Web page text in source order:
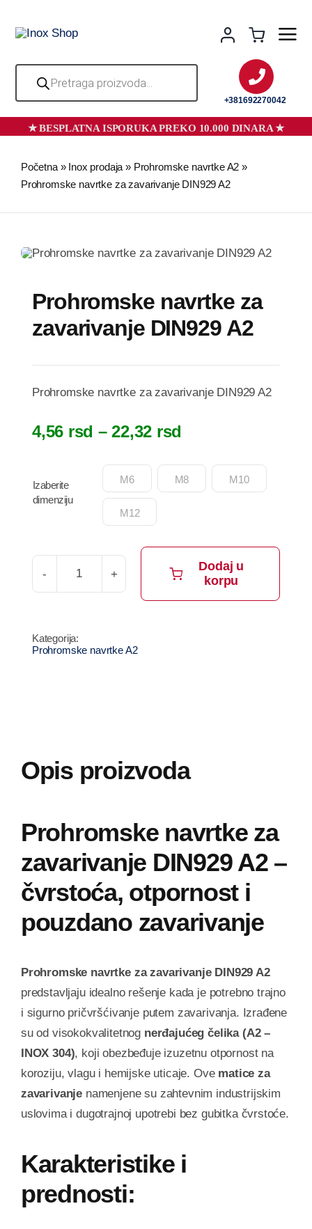
Products
search
+381692270042
Početna» Inox prodaja » Prohromske navrtke A2 »
Prohromske navrtke za zavarivanje DIN929 A2
Prohromske navrtke za
zavarivanje DIN929 A2
Prohromske navrtke za zavarivanje DIN929 A2
4,56 rsd – 22,32 rsd
od
4,56 rsd
Izaberite
dimenziju
M6 M8 M10
M12
zavarivanje
Dodaj u
korpu
Prohromske navrtke A2
Opis proizvoda
Prohromske navrtke za
zavarivanje DIN929 A2 –
čvrstoća, otpornost i
pouzdano zavarivanje
Prohromske navrtke za zavarivanje DIN929 A2
predstavljaju idealno rešenje kada je potrebno trajno
i sigurno pričvršćivanje putem zavarivanja. Izrađene
su od visokokvalitetnog nerđajućeg čelika (A2 –
INOX 304), koji obezbeđuje izuzetnu otpornost na
koroziju, vlagu i hemijske uticaje. Ove matice za
zavarivanje namenjene su zahtevnim industrijskim
uslovima i dugotrajnoj upotrebi bez gubitka čvrstoće.
Karakteristike i
prednosti: